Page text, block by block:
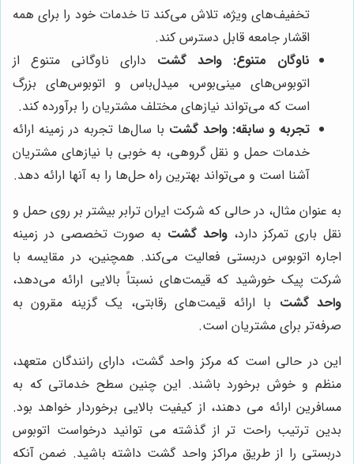
تخفیف‌های ویژه، تلاش می‌کند تا خدمات خود را برای همه
اقشار جامعه قابل دسترس کند.
ناوگان متنوع: واحد گشت دارای ناوگانی متنوع از
اتوبوس‌های مینی‌بوس، میدل‌باس و اتوبوس‌های بزرگ
است که می‌تواند نیازهای مختلف مشتریان را برآورده کند.
تجربه و سابقه: واحد گشت با سال‌ها تجربه در زمینه ارائه
خدمات حمل و نقل گروهی، به خوبی با نیازهای مشتریان
آشنا است و می‌تواند بهترین راه حل‌ها را به آنها ارائه دهد.
به عنوان مثال، در حالی که شرکت ایران ترابر بیشتر بر روی حمل و
نقل باری تمرکز دارد،واحد گشت به صورت تخصصی در زمینه
اجاره اتوبوس دربستی فعالیت می‌کند. همچنین، در مقایسه با
شرکت پیک خورشید که قیمت‌های نسبتاً بالایی ارائه می‌دهد،
واحد گشت با ارائه قیمت‌های رقابتی، یک گزینه مقرون به
صرفه‌تر برای مشتریان است.
این در حالی است که مرکز واحد گشت، دارای رانندگان متعهد،
منظم و خوش برخورد باشند. این چنین سطح خدماتی که به
مسافرین ارائه می دهند، از کیفیت بالایی برخوردار خواهد بود.
بدین ترتیب راحت تر از گذشته می توانید درخواست اتوبوس
دربستی را از طریق مراکز واحد گشت داشته باشید. ضمن آنکه